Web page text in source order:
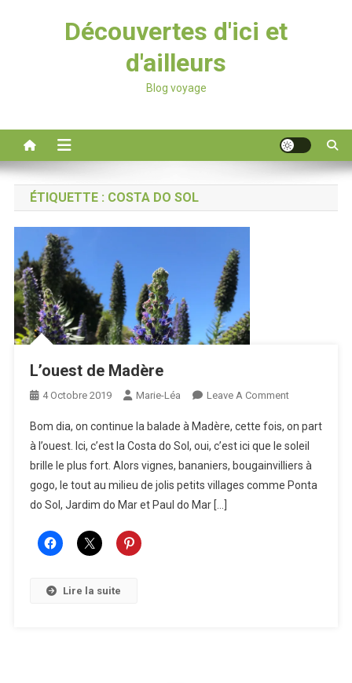
Découvertes d'ici et
d'ailleurs
Blog voyage
ÉTIQUETTE : COSTA DO SOL
L’ouest de Madère
4 Octobre 2019 Marie-Léa Leave A CommentOn
De
Madère
Bom dia, on continue la balade à Madère, cette fois, on part
à l’ouest. Ici, c’est la Costa do Sol, oui, c’est ici que le soleil
brille le plus fort. Alors vignes, bananiers, bougainvilliers à
gogo, le tout au milieu de jolis petits villages comme Ponta
do Sol, Jardim do Mar et Paul do Mar […]
Lire la suite